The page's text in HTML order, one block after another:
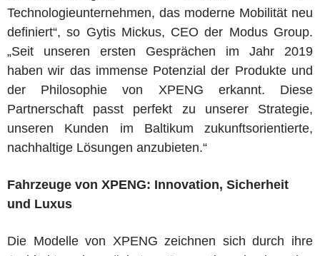
Technologieunternehmen, das moderne Mobilität neu
definiert“, so Gytis Mickus, CEO der Modus Group.
„Seit unseren ersten Gesprächen im Jahr 2019
haben wir das immense Potenzial der Produkte und
der Philosophie von XPENG erkannt. Diese
Partnerschaft passt perfekt zu unserer Strategie,
unseren Kunden im Baltikum zukunftsorientierte,
nachhaltige Lösungen anzubieten.“
Fahrzeuge von XPENG: Innovation, Sicherheit
und Luxus
Die Modelle von XPENG zeichnen sich durch ihre